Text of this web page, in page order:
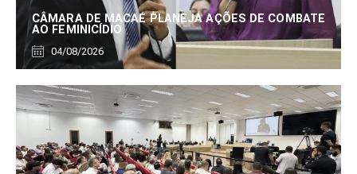
CÂMARA DE MACAÉ PLANEJA AÇÕES DE COMBATE
AO FEMINICÍDIO
04/08/2026